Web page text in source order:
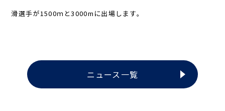
滑選手が1500ｍと3000mに出場します。
ニュース一覧